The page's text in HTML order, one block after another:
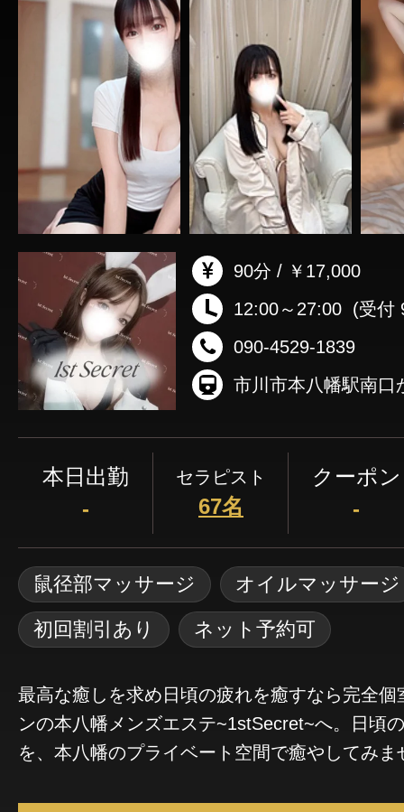
90分 / ￥17,000
12:00～27:00 (受付
090-4529-1839
市川市本八幡駅南口
本日出勤
-
セラピスト
67名
クーポン
-
鼠径部マッサージ
オイルマッサージ
初回割引あり
ネット予約可
最高な癒しを求め日頃の疲れを癒すなら完全個
ンの本八幡メンズエステ~1stSecret~へ。日頃
を、本八幡のプライベート空間で癒やしてみ